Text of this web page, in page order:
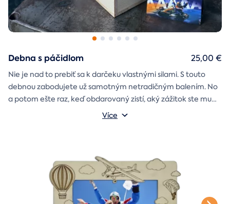
Debna s páčidlom
Nie je nad to prebiť sa k darčeku vlastnými silami. S touto
debnou zabodujete už samotným netradičným balením. No
a potom ešte raz, keď obdarovaný zistí, aký zážitok ste mu
darčekovú skladačku
Vonkajšie rozmery: 20 × 20 × 20 cm
Více
25,00 €